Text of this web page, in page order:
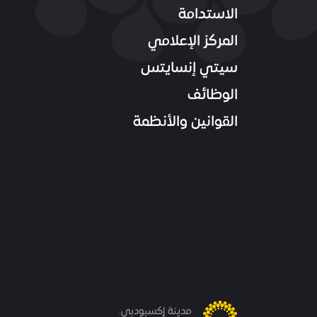
الاستدامة
المركز الإعلامي
سيتي إنسايتس
الوظائف
القوانين والأنظمة
مدينة إكسبودبي.